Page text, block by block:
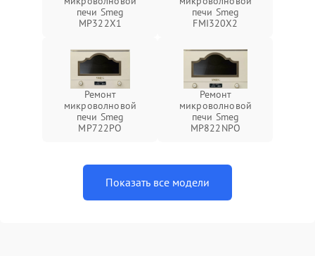
печи Smeg
MP322X1
печи Smeg
FMI320X2
Ремонт
микроволновой
печи Smeg
MP722PO
Ремонт
микроволновой
печи Smeg
MP822NPO
Показать все модели